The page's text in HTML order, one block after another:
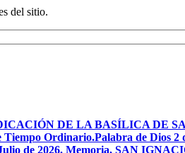
del sitio.
DE LA BASÍLICA DE
Tiempo Ordinario.Palabra de Dios
de 2026. Memoria, SAN